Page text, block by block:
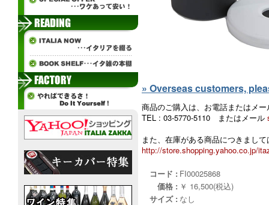
» Overseas customers,
商品のご購入は、お電話またはメ
TEL : 03-5770-5110 またはメール
また、在庫がある商品につきまし
http://store.shopping.yahoo.co.jp/
コード : FI00025868
価格 : ￥ 16,500(税込)
サイズ : なし